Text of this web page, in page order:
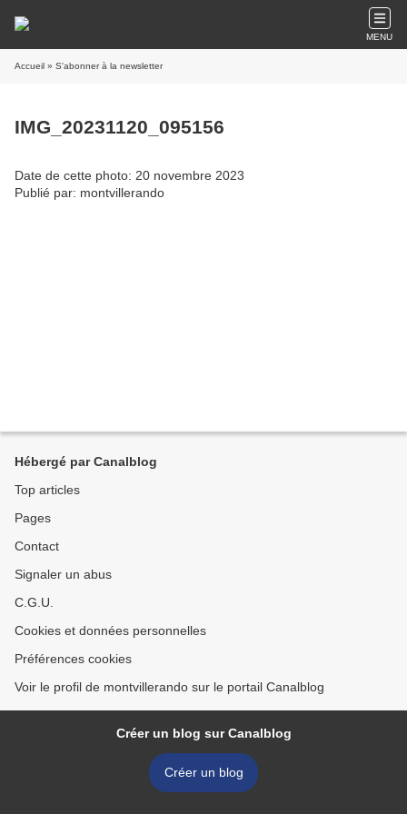
MENU
Accueil » S'abonner à la newsletter
IMG_20231120_095156
Date de cette photo: 20 novembre 2023
Publié par: montvillerando
Hébergé par Canalblog
Top articles
Pages
Contact
Signaler un abus
C.G.U.
Cookies et données personnelles
Préférences cookies
Voir le profil de montvillerando sur le portail Canalblog
Créer un blog sur Canalblog
Créer un blog